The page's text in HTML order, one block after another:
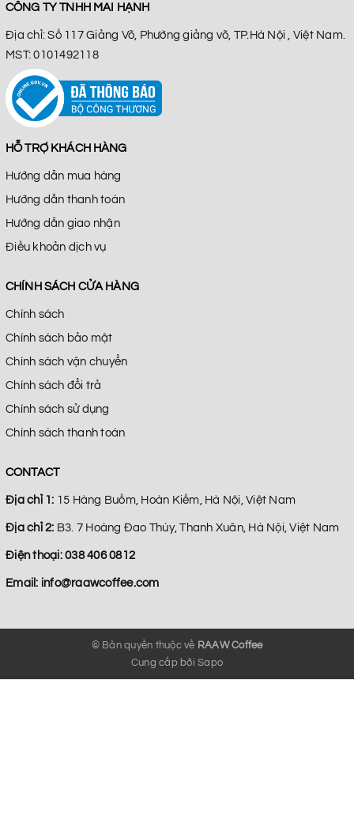
CÔNG TY TNHH MAI HẠNH
Địa chỉ: Số 117 Giảng Võ, Phường giảng võ, TP.Hà Nội , Việt Nam.
MST: 0101492118
HỖ TRỢ KHÁCH HÀNG
Hướng dẫn mua hàng
Hướng dẫn thanh toán
Hướng dẫn giao nhận
Điều khoản dịch vụ
CHÍNH SÁCH CỬA HÀNG
Chính sách
Chính sách bảo mật
Chính sách vận chuyển
Chính sách đổi trả
Chính sách sử dụng
Chính sách thanh toán
CONTACT
Địa chỉ 1: 15 Hàng Buồm, Hoàn Kiếm, Hà Nội, Việt Nam
Địa chỉ 2: B3. 7 Hoàng Đao Thúy, Thanh Xuân, Hà Nội, Việt Nam
Điện thoại: 038 406 0812
Email: info@raawcoffee.com
© Bản quyền thuộc về RAAW Coffee
Cung cấp bởiSapo